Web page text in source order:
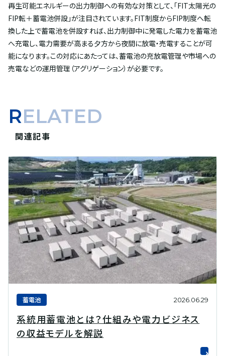
再生可能エネルギーの出力制御への有効な対策として、「FIT太陽光の
FIP転＋蓄電池併設」が注目されています。FIT制度からFIP制度へ転
換した上で蓄電池を併設すれば、出力制御中に発電した電力を蓄電池
へ充電し、電力需要が高まる夕方から夜間に放電・売電することが可
能になります。この対応にあたっては、蓄電池の充放電管理や市場への
売電などの運用管理（アグリゲーション）が必要です。
RELATED
関連記事
蓄電池 2026.06.29
系統用蓄電池とは？仕組みや電力ビジネス
の収益モデルを解説